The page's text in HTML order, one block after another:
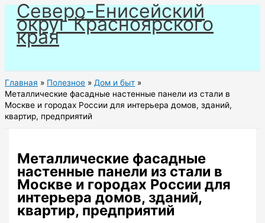
Перейти
содержимому
Северо-Енисейский
округ Красноярского
края
Главная Полезное
Дом и быт
Металлические фасадные настенные панели из стали в
Москве и городах России для интерьера домов, зданий,
квартир, предприятий
Металлические фасадные
настенные панели из стали в
Москве и городах России для
интерьера домов, зданий,
квартир, предприятий